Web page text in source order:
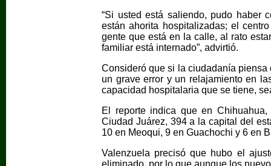
“Si usted está saliendo, pudo haber
están ahorita hospitalizadas; el
gente que está en la calle, al rato
familiar está internado”, advirtió.
Consideró que si la ciudadanía
un grave error y un relajamiento en
capacidad hospitalaria que se tiene,
El reporte indica que en
Ciudad Juárez, 394 a la capital del
10 en Meoqui, 9 en Guachochi y 6 en
Valenzuela precisó que hubo el
eliminado, por lo que aunque los